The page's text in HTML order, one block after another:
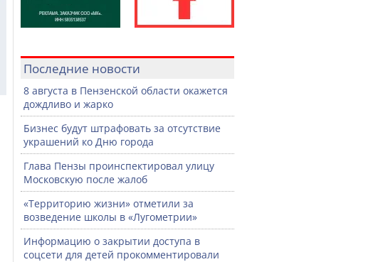
Последние новости
8 августа в Пензенской области окажется
дождливо и жарко
Бизнес будут штрафовать за отсутствие
украшений ко Дню города
Глава Пензы проинспектировал улицу
Московскую после жалоб
«Территорию жизни» отметили за
возведение школы в «Лугометрии»
Информацию о закрытии доступа в
соцсети для детей прокомментировали